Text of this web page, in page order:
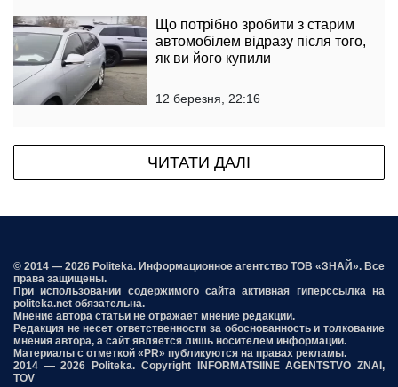
Що потрібно зробити з старим
автомобілем відразу після того,
як ви його купили
12 березня, 22:16
ЧИТАТИ ДАЛІ
© 2014 — 2026 Politeka. Информационное агентство ТОВ «ЗНАЙ». Все
права защищены.
При использовании содержимого сайта активная гиперссылка на
politeka.net обязательна.
Мнение автора статьи не отражает мнение редакции.
Редакция не несет ответственности за обоснованность и толкование
мнения автора, а сайт является лишь носителем информации.
Материалы с отметкой «PR» публикуются на правах рекламы.
2014 — 2026 Politeka. Copyright INFORMATSIINE AGENTSTVO ZNAI,
TOV